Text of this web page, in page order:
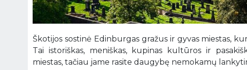
Škotijos sostinė Edinburgas gražus ir gyvas miestas,
Tai istoriškas, meniškas, kupinas kultūros ir
miestas, tačiau jame rasite daugybę nemokamų